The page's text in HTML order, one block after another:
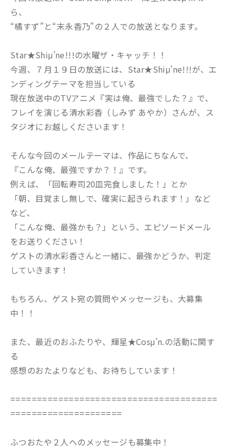
ら、
“橘すず”と“末永香乃”の２人での放送となります。
Star★Shiμ’ne!!!の水曜ザ・キャッチ！！
今週、７月１９日の放送には、Star★Shiμ’ne!!!が、エ
ンディングテーマを担当している
現在放送中のTVアニメ『実は俺、最強でした？』で、
フレイを演じる清水彩香（しみず あやか）さんが、ス
タジオにお越しくださいます！
そんな今回のメールテーマは、作品にちなんで、
『こんな俺、最強ですか？！』です。
例えば、「回転寿司20皿完食しました！」とか
「朝、目覚まし無しで、確実に起きられます！」など
など、
「こんな俺、最強かも？」という、エピソードメール
をお送りください！
ゲストの清水彩香さんと一緒に、最強かどうか、判定
していきます！
もちろん、ゲスト宛の質問やメッセージも、大募集
中！！
また、最近のおふたりや、輝星★Cosμ’n.の活動に関す
る
感想のおたよりなども、お待ちしています！
=======================================
=====================
ふつおたや２人へのメッセージも募集中！